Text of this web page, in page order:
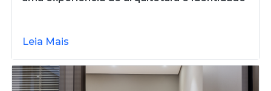
Leia Mais